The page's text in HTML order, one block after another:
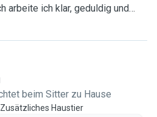
arbeite ich klar, geduldig und
auf Körpersprache, sichere
individuell an Ihren Hund an.
nicht nur Bewegung
beitragen. Ich arbeite
klaren Abläufen und voller
Vorgaben von Ihnen halte
beim Sitter zu Hause
Haustier